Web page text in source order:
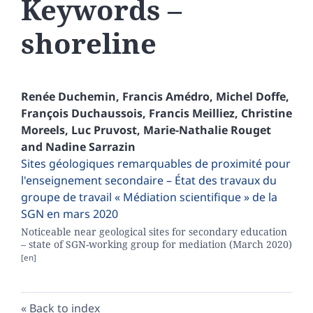
Keywords –
shoreline
Renée Duchemin, FrancisAmédro, Michel Doffe,
François Duchaussois, Francis Meilliez, Christine
Moreels, Luc Pruvost, Marie-Nathalie Rouget
and NadineSarrazin
Sites géologiques remarquables de proximité pour
l'enseignement secondaire – État des travaux du
groupe de travail « Médiation scientifique » de la
SGN en mars 2020
Noticeable near geological sites for secondary education
– state of SGN-working group for mediation (March 2020)
Back to index